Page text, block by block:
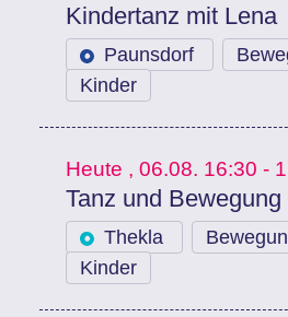
Kindertanz mit Lena
Paunsdorf
Kinder
Heute , 06.08. 16:30 -
Tanz und Bewegung
Thekla
Kinder